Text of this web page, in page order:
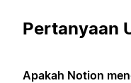
Pertanyaan
Apakah Notion